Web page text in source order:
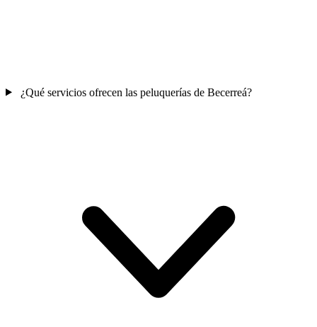
¿Qué servicios ofrecen las peluquerías de Becerreá?